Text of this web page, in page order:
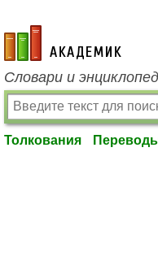
academic.ru
Словари и
Толкования